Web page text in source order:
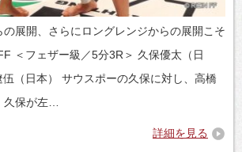
の展開、さらにロングレンジからの展開こそ
＜フェザー級／5分3R＞ 久保優太（日
（日本） サウスポーの久保に対し、高橋
久保が左…
詳細を見る